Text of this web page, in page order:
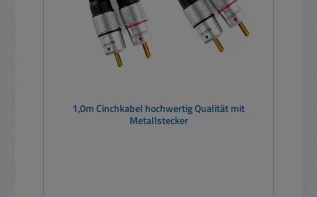
1,0m Cinchkabel hochwertig Qualität mit
Metallstecker